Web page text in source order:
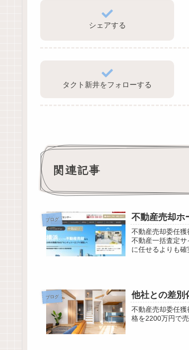
シェアする
タクト新井をフォローする
関連記事
ブログ 不動産売却ホ
不動産売却委任
不動産一括査定
に任せるよりも確
ブログ 他社との差別
不動産売却委任
格を2200万円で